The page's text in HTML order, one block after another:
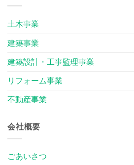
土木事業
建築事業
建築設計・工事監理事業
リフォーム事業
不動産事業
会社概要
ごあいさつ